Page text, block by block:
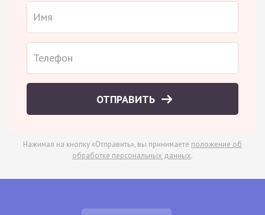
ОТПРАВИТЬ
Нажимая на кнопку «Отправить», вы принимаете положение об
обработке персональных данных.